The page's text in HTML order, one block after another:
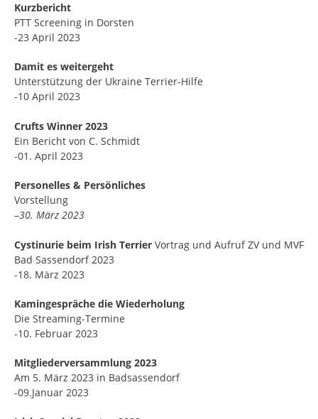
Kurzbericht
PTT Screening in Dorsten
-23 April 2023
Damit es weitergeht
Unterstützung der Ukraine Terrier-Hilfe
-10 April 2023
Crufts Winner 2023
Ein Bericht von C. Schmidt
-01. April 2023
Personelles & Persönliches
Vorstellung
–30. März 2023
Cystinurie beim Irish Terrier Vortrag und Aufruf ZV und MVF
Bad Sassendorf 2023
-18. März 2023
Kamingespräche die Wiederholung
Die Streaming-Termine
-10. Februar 2023
Mitgliederversammlung 2023
Am 5. März 2023 in Badsassendorf
-09.Januar 2023